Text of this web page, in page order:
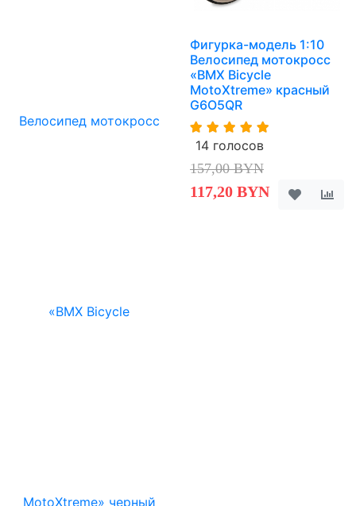
Фигурка-модель 1:10
Велосипед мотокросс
«BMX Bicycle
MotoXtreme» красный
G6O5QR
14 голосов
157,00 BYN
117,20 BYN